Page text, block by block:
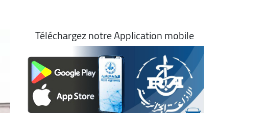
Téléchargez notre Application mobile